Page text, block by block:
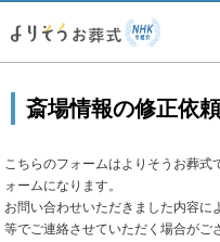
必
斎場情報の修正依
こちらのフォームはよりそうお葬式
ォームになります。
お問い合わせいただきました内容
等でご連絡させていただく場合がご